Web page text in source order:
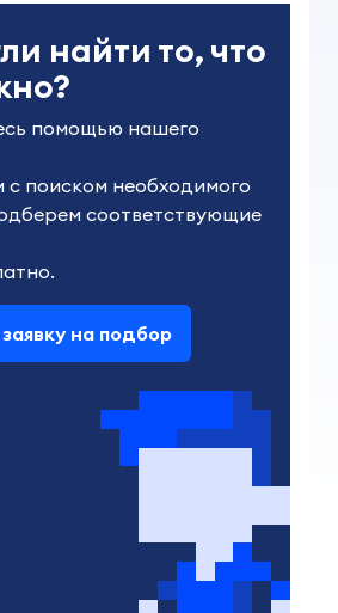
найти то, что
помощью нашего
поиском необходимого
соответствующие
на подбор